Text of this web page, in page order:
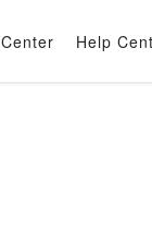
Help